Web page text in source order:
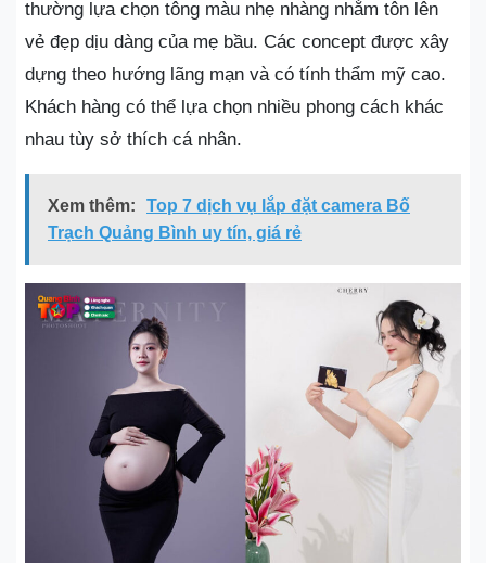
thường lựa chọn tông màu nhẹ nhàng nhằm tôn lên
vẻ đẹp dịu dàng của mẹ bầu. Các concept được xây
dựng theo hướng lãng mạn và có tính thẩm mỹ cao.
Khách hàng có thể lựa chọn nhiều phong cách khác
nhau tùy sở thích cá nhân.
Xem thêm:
Top 7 dịch vụ lắp đặt camera Bố
Trạch Quảng Bình uy tín, giá rẻ